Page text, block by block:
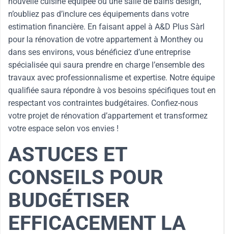
n’oubliez pas d’inclure ces équipements dans votre
estimation financière. En faisant appel à A&D Plus Sàrl
pour la rénovation de votre appartement à Monthey ou
dans ses environs, vous bénéficiez d’une entreprise
spécialisée qui saura prendre en charge l’ensemble des
travaux avec professionnalisme et expertise. Notre équipe
qualifiée saura répondre à vos besoins spécifiques tout en
respectant vos contraintes budgétaires. Confiez-nous
votre projet de rénovation d’appartement et transformez
votre espace selon vos envies !
ASTUCES ET
CONSEILS POUR
BUDGÉTISER
EFFICACEMENT LA